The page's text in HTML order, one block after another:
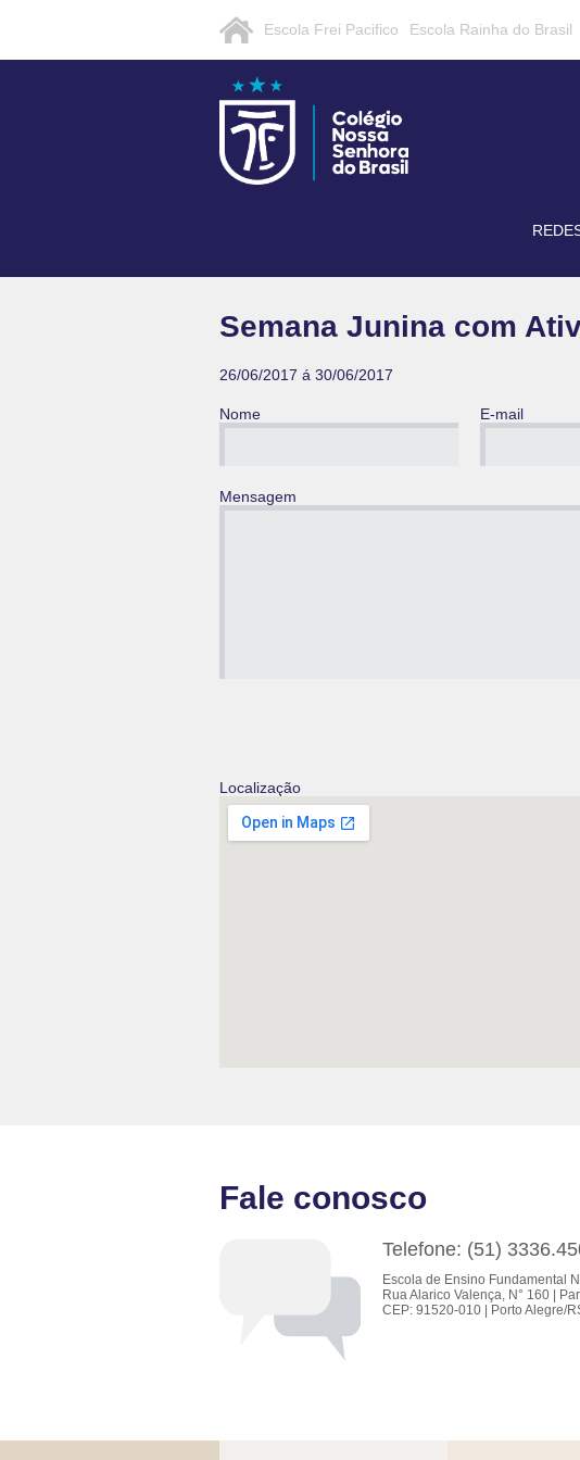
Escola Frei Pacifico Escola Rainha do Brasil
Semana Junina com
26/06/2017 á 30/06/2017
Nome E-mail
Mensagem
Localização
Fale conosco
Telefone: (51)
Escola de Ensino Fundamental
Rua Alarico Valença, N° 160 |
CEP: 91520-010 | Porto Alegre/